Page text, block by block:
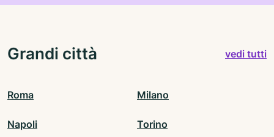
Grandi città vedi tutti
Roma Milano
Napoli Torino